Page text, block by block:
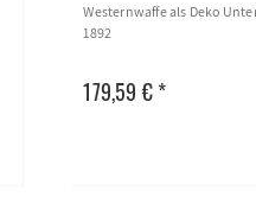
Westernwaffe als Deko
1892
179,59 € *